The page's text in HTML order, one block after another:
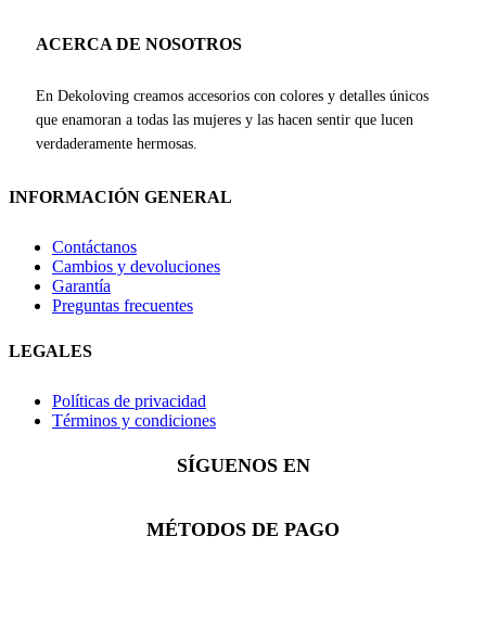
ACERCA DE NOSOTROS
En Dekoloving creamos accesorios con colores y detalles únicos
que enamoran a todas las mujeres y las hacen sentir que lucen
verdaderamente hermosas.
INFORMACIÓN GENERAL
Contáctanos
Cambios y devoluciones
Garantía
Preguntas frecuentes
LEGALES
Políticas de privacidad
Términos y condiciones
SÍGUENOS EN
Facebook
Instagram
Whatsapp
MÉTODOS DE PAGO